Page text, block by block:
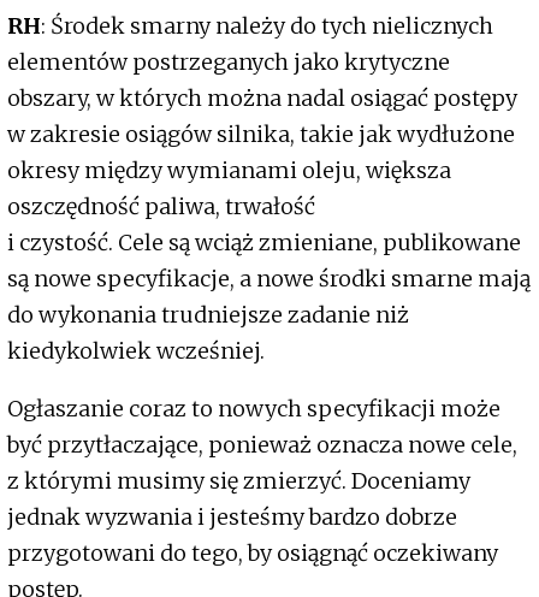
RH: Środek smarny należy do tych nielicznych
elementów postrzeganych jako krytyczne
obszary, w których można nadal osiągać postępy
w zakresie osiągów silnika, takie jak wydłużone
okresy między wymianami oleju, większa
oszczędność paliwa, trwałość
i czystość. Cele są wciąż zmieniane, publikowane
są nowe specyfikacje, a nowe środki smarne mają
do wykonania trudniejsze zadanie niż
kiedykolwiek wcześniej.
Ogłaszanie coraz to nowych specyfikacji może
być przytłaczające, ponieważ oznacza nowe cele,
z którymi musimy się zmierzyć. Doceniamy
jednak wyzwania i jesteśmy bardzo dobrze
przygotowani do tego, by osiągnąć oczekiwany
postęp.